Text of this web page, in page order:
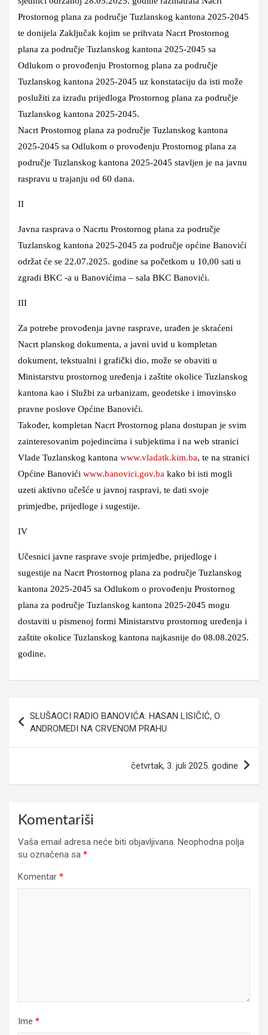
Prostornog plana za područje Tuzlanskog kantona 2025-2045
te donijela Zaključak kojim se prihvata Nacrt Prostornog
plana za područje Tuzlanskog kantona 2025-2045 sa
Odlukom o provođenju Prostornog plana za područje
Tuzlanskog kantona 2025-2045 uz konstataciju da isti može
poslužiti za izradu prijedloga Prostornog plana za područje
Tuzlanskog kantona 2025-2045.
Nacrt Prostornog plana za područje Tuzlanskog kantona
2025-2045 sa Odlukom o provođenju Prostornog plana za
područje Tuzlanskog kantona 2025-2045 stavljen je na javnu
raspravu u trajanju od 60 dana.
II
Javna rasprava o Nacrtu Prostornog plana za područje
Tuzlanskog kantona 2025-2045 za područje općine Banovići
održat će se 22.07.2025. godine sa početkom u 10,00 sati u
zgradi BKC -a u Banovićima – sala BKC Banovići.
III
Za potrebe provođenja javne rasprave, urađen je skraćeni
Nacrt planskog dokumenta, a javni uvid u kompletan
dokument, tekstualni i grafički dio, može se obaviti u
Ministarstvu prostornog uređenja i zaštite okolice Tuzlanskog
kantona kao i Službi za urbanizam, geodetske i imovinsko
pravne poslove Općine Banovići.
Također, kompletan Nacrt Prostornog plana dostupan je svim
zainteresovanim pojedincima i subjektima i na web stranici
Vlade Tuzlanskog kantona www.vladatk.kim.ba, te na stranici
Općine Banovići www.banovici.gov.ba kako bi isti mogli
uzeti aktivno učešće u javnoj raspravi, te dati svoje
primjedbe, prijedloge i sugestije.
IV
Učesnici javne rasprave svoje primjedbe, prijedloge i
sugestije na Nacrt Prostornog plana za područje Tuzlanskog
kantona 2025-2045 sa Odlukom o provođenju Prostornog
plana za područje Tuzlanskog kantona 2025-2045 mogu
dostaviti u pismenoj formi Ministarstvu prostornog uređenja i
zaštite okolice Tuzlanskog kantona najkasnije do 08.08.2025.
godine.
članaka
SLUŠAOCI RADIO BANOVIĆA: HASAN LISIČIĆ, O
ANDROMEDI NA CRVENOM PRAHU
četvrtak, 3. juli 2025. godine
Komentariši
Vaša email adresa neće biti objavljivana. Neophodna polja
su označena sa *
Komentar *
Ime *